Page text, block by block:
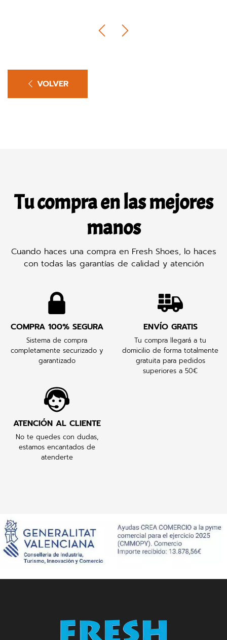
VOLVER
Tu compra en las mejores
manos
Cuando haces una compra en Fresh Shoes, lo haces
con todas las garantías de calidad y atención
COMPRA 100% SEGURA
Sistema de compra
completamente securizado y
garantizado
ENVÍO GRATIS
Tu compra llegará a tu
domicilio de forma totalmente
gratuita para pedidos
superiores a 50€
ATENCIÓN AL CLIENTE
No te quedes con dudas,
estamos encantados de
atenderte